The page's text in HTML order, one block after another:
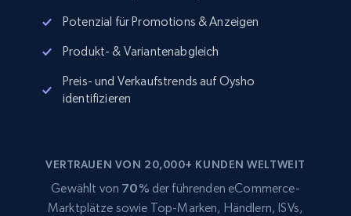
Potenzial für Promotions & Anzeigen
Produkt- & Variantenabgleich
Preis- und Verkaufstrends auf Oysho
identifizieren
VERTRAUEN VON 20,000+ KUNDEN WELTWEIT
Gewählt von 70% der führenden eCommerce-
Marktplätze sowie Top-Marken, Händlern, ISVs,